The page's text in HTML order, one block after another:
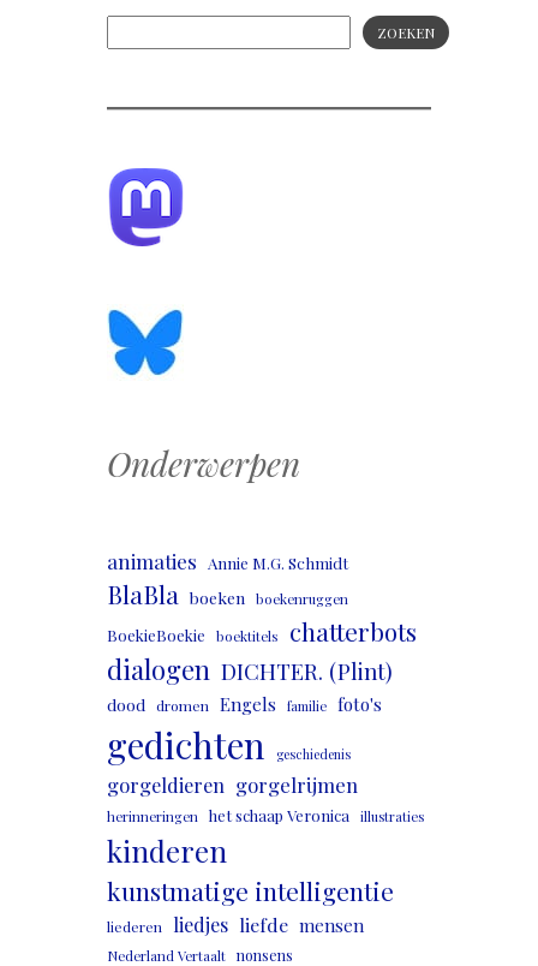
ZOEKEN
Onderwerpen
animaties Annie M.G. Schmidt
BlaBla boeken boekenruggen
BoekieBoekie boektitels chatterbots
dialogen DICHTER. (Plint)
dood dromen Engels familie foto's
gedichten geschiedenis
gorgeldieren gorgelrijmen
herinneringen het schaap Veronica illustraties
kinderen
kunstmatige intelligentie
liederen liedjes liefde mensen
Nederland Vertaalt nonsens